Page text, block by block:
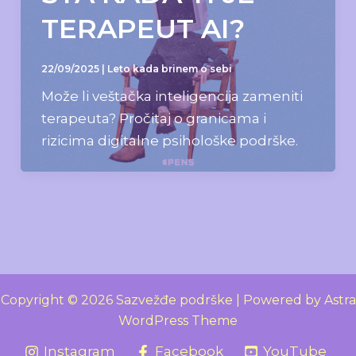
TERAPEUT AI?
22/09/2025 Leto kada brinem o sebi
Može li veštačka inteligencija zameniti
terapeuta? Pročitaj o granicama i
rizicima digitalne psihološke podrške.
Copyright © 2026 Sazvežđe podrške | Powered by Astra
WordPress Theme
Instagram Facebook YouTube